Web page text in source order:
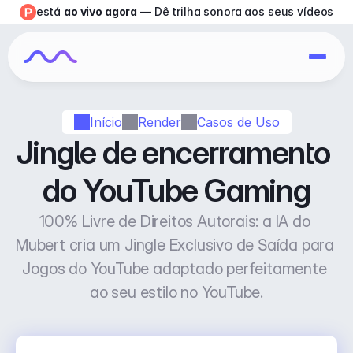
Início Render Casos de Uso
Jingle de encerramento
do YouTube Gaming
100% Livre de Direitos Autorais: a IA do
Mubert cria um Jingle Exclusivo de Saída para
Jogos do YouTube adaptado perfeitamente
ao seu estilo no YouTube.
está ao vivo agora — Dê trilha sonora aos seus vídeos